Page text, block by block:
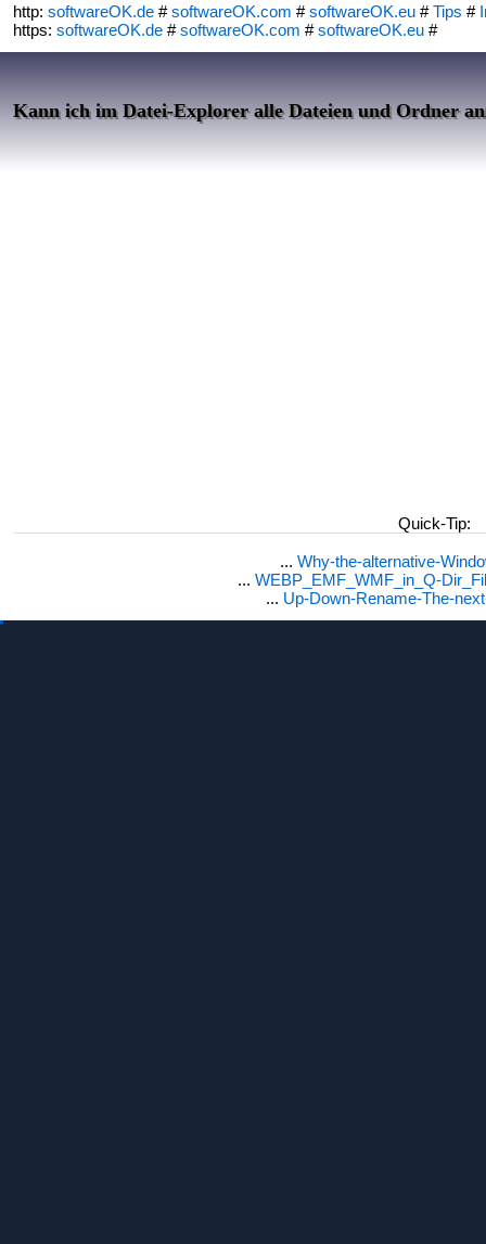
http: softwareOK.de #softwareOK.com #softwareOK.eu #Tips #
https: softwareOK.de #softwareOK.com #softwareOK.eu #
Kann ich im Datei-Explorer alle Dateien und Ordner
Quick-Tip:
... Why-the-alternative-
... WEBP_EMF_WMF_in_Q-
... Up-Down-Rename-The-